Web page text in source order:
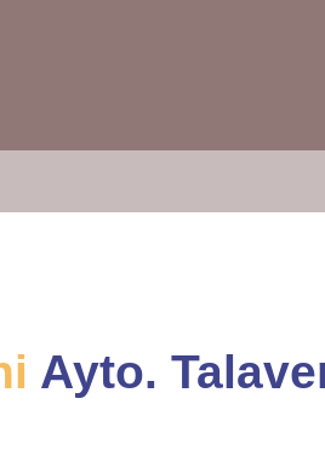
Ayto.